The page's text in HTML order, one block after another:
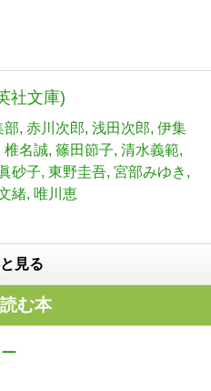
社文庫)
部 赤川次郎 浅田次郎 伊集
椎名誠 篠田節子 清水義範
砂子 東野圭吾 宮部みゆき
緒 唯川恵
見る
む本